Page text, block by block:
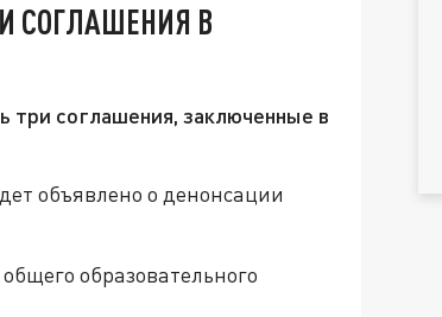
СОГЛАШЕНИЯ В
три соглашения, заключенные в
объявлено о денонсации
образовательного